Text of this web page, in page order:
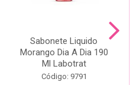
Sabonete Liquido
Morango Dia A Dia 190
Ml Labotrat
Código: 9791